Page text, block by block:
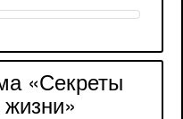
«Секреты